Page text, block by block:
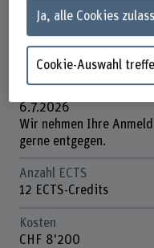
Coaching
Diverse
6.7.2026
Wir nehmen Ihre
gerne entgegen.
Anzahl ECTS
12 ECTS-Credits
Kosten
CHF 8'200
Ja, alle Cookies
Cookie-Auswahl